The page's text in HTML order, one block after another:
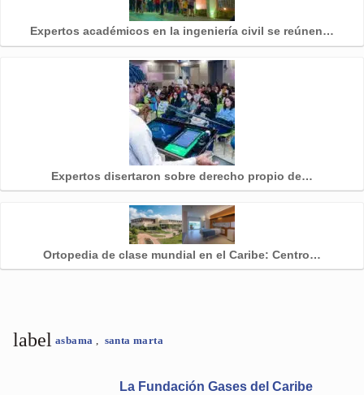
Expertos académicos en la ingeniería civil se reúnen…
Expertos disertaron sobre derecho propio de…
Ortopedia de clase mundial en el Caribe: Centro…
label asbama santa marta
La Fundación Gases del Caribe